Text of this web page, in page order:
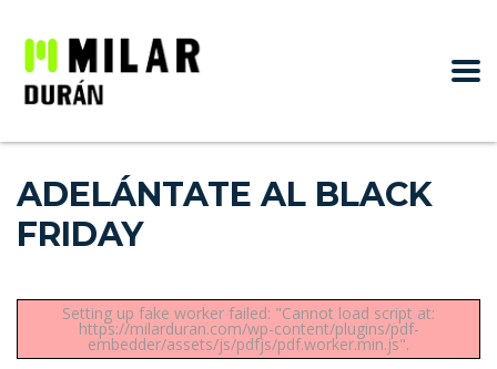
ADELÁNTATE AL BLACK
FRIDAY
Setting up fake worker failed: "Cannot load script at:
https://milarduran.com/wp-content/plugins/pdf-
embedder/assets/js/pdfjs/pdf.worker.min.js".